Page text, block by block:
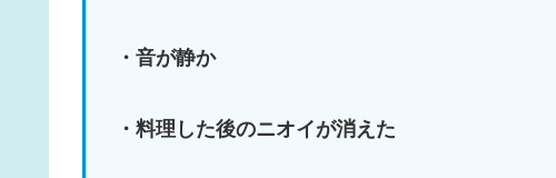
・音が静か
・料理した後のニオイが消えた